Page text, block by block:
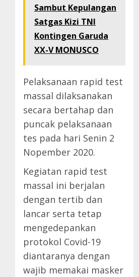
Sambut Kepulangan
Satgas Kizi TNI
Kontingen Garuda
XX-V MONUSCO
Pelaksanaan rapid test
massal dilaksanakan
secara bertahap dan
puncak pelaksanaan
tes pada hari Senin 2
Nopember 2020.
Kegiatan rapid test
massal ini berjalan
dengan tertib dan
lancar serta tetap
mengedepankan
protokol Covid-19
diantaranya dengan
wajib memakai masker